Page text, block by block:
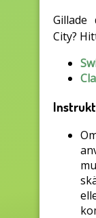
Gillade
City?